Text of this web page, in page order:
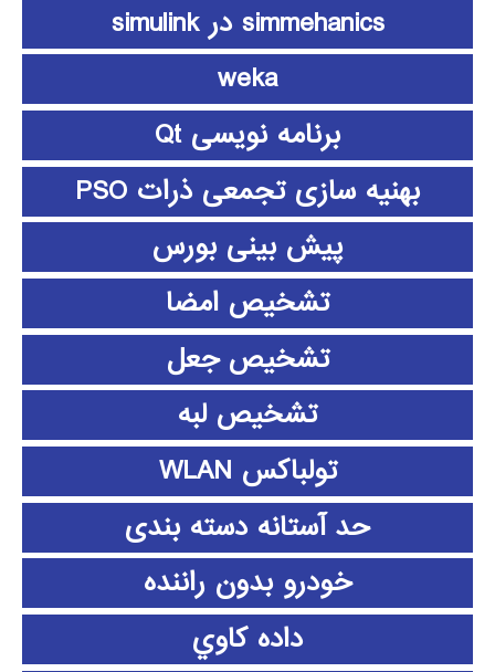
simmehanics در simulink
weka
برنامه نویسی Qt
بهنیه سازی تجمعی ذرات PSO
پیش بینی بورس
تشخیص امضا
تشخیص جعل
تشخیص لبه
تولباکس WLAN
حد آستانه دسته بندی
خودرو بدون راننده
داده كاوي